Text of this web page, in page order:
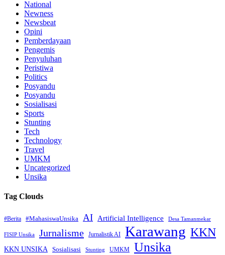
National
Newness
Newsbeat
Opini
Pemberdayaan
Pengemis
Penyuluhan
Peristiwa
Politics
Posyandu
Posyandu
Sosialisasi
Sports
Stunting
Tech
Technology
Travel
UMKM
Uncategorized
Unsika
Tag Clouds
#Berita #MahasiswaUnsika AI Artificial Intelligence Desa Tamanmekar
FISIP Unsika Jurnalisme Jurnalistik AI Karawang KKN
KKN UNSIKA Sosialisasi Stunting UMKM Unsika